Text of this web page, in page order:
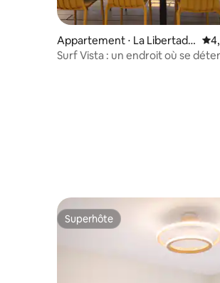
Appartement ⋅ La Libertad,
El Salvador
Surf Vista : un endroit où se
Superhôte
Superhôte